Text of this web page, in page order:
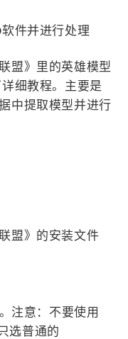
件并进行处理
盟》里的英雄模型
细教程。主要是
中提取模型并进行
盟》的安装文件
注意：不要使用
选普通的